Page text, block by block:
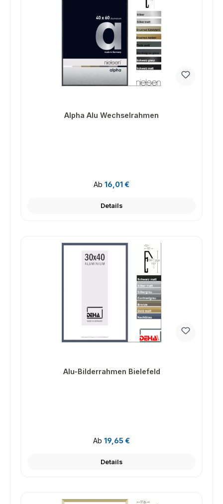
Alpha Alu Wechselrahmen
Regulärer Preis:
Ab 16,01 €
Details
Alu-Bilderrahmen Bielefeld
Regulärer Preis:
Ab 19,65 €
Details